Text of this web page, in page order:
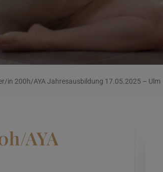
in 200h/AYA Jahresausbildung 17.05.2025 – Ulm
AYA